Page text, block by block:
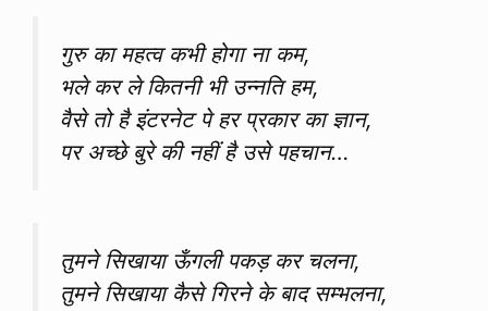
गुरु का महत्व कभी होगा ना कम,
भले कर ले कितनी भी उन्नति हम,
वैसे तो है इंटरनेट पे हर प्रकार का ज्ञान,
पर अच्छे बुरे की नहीं है उसे पहचान…
तुमने सिखाया ऊँगली पकड़ कर चलना,
तुमने सिखाया कैसे गिरने के बाद सम्भलना,